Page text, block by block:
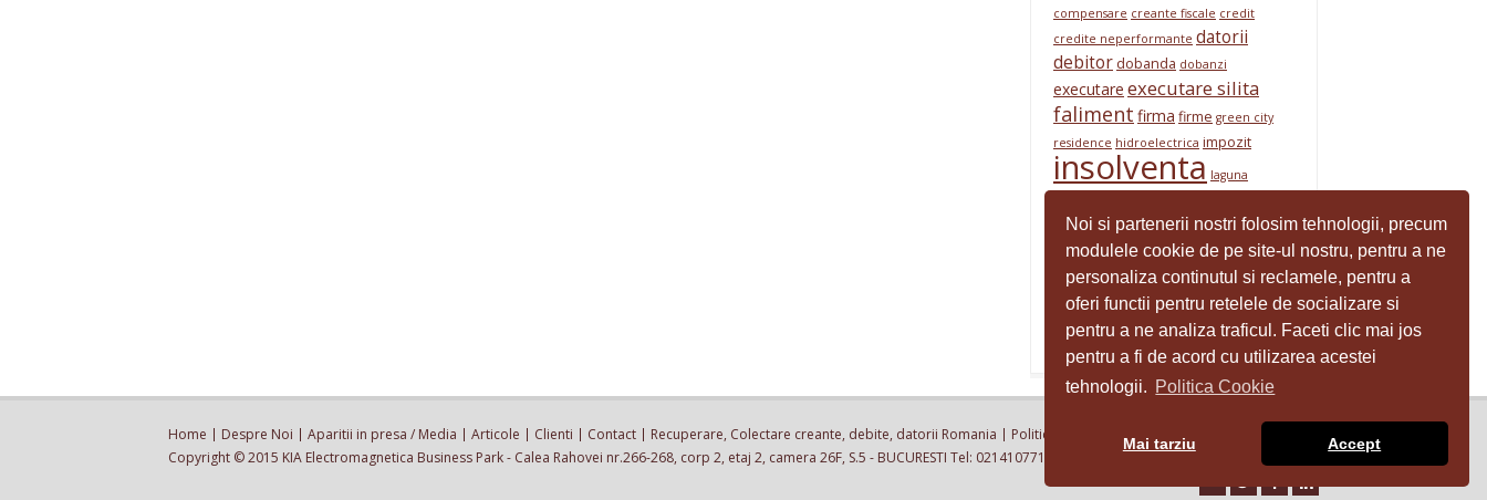
Noi si partenerii nostri folosim tehnologii, precum
modulele cookie de pe site-ul nostru, pentru a ne
personaliza continutul si reclamele, pentru a
oferi functii pentru retelele de socializare si
pentru a ne analiza traficul. Faceti clic mai jos
pentru a fi de acord cu utilizarea acestei
tehnologii. Politica Cookie
Mai tarziu Accept
compensare creante fiscale credit
credite neperformante datorii
debitor dobanda dobanzi
executare executare silita
faliment firma firme green city
residence hidroelectrica impozit
insolventa laguna
noul cod civilONRC pfa Posta
Romana Praktiker RBSRealitatea
MediaRegistrul Comertului
reorganizaresocietate comerciala
societati comerciale unicreditvenituri
Home Despre Noi Aparitii in presa / Media Articole Clienti Contact Recuperare, Colectare creante, debite, datorii Romania Politica de confidentialitate
Copyright © 2015 KIA Electromagnetica Business Park - Calea Rahovei nr.266-268, corp 2, etaj 2, camera 26F, S.5 - BUCURESTI Tel: 0214107710